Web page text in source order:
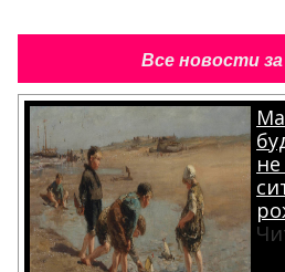
Все новости за